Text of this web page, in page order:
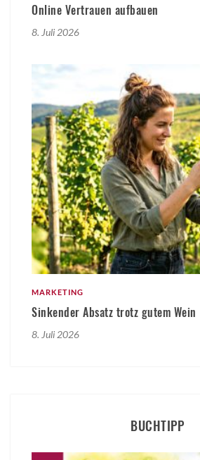
Online Vertrauen aufbauen
8. Juli 2026
MARKETING
Sinkender Absatz trotz gutem Wein
8. Juli 2026
BUCHTIPP